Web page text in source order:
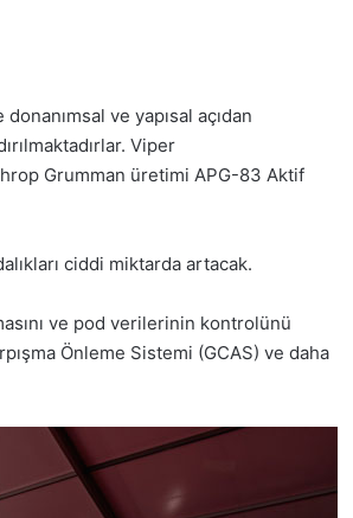
ve yapısal açıdan
Viper
Grumman üretimi APG-83 Aktif
ciddi miktarda artacak.
ve pod verilerinin kontrolünü
Önleme Sistemi (GCAS) ve daha